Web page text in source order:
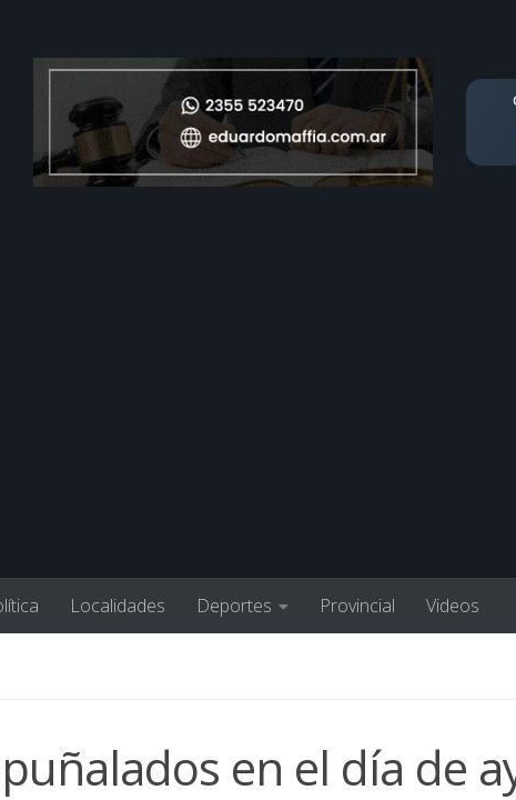
Localidades Deportes Provincial Videos
en el día de